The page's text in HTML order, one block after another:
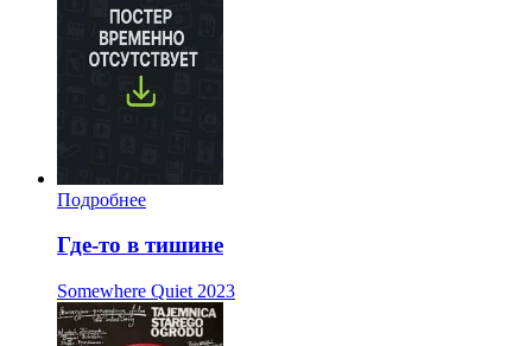
Подробнее
Где-то в тишине
Somewhere Quiet 2023